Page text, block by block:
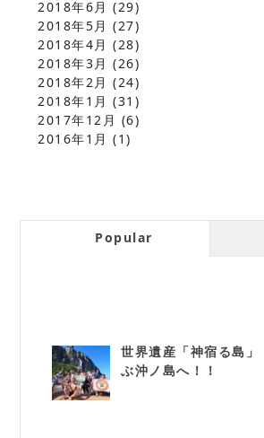
2018年6月 (29)
2018年5月 (27)
2018年4月 (28)
2018年3月 (26)
2018年2月 (24)
2018年1月 (31)
2017年12月 (6)
2016年1月 (1)
Popular
世界遺産「神宿る島
ぶ沖ノ島へ！！